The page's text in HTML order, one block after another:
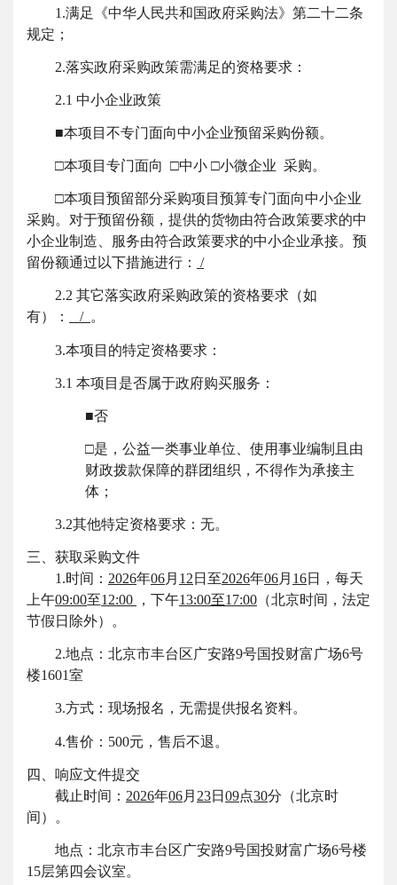
1.满足《中华人民共和国政府采购法》第二十二条
规定；
2.落实政府采购政策需满足的资格要求：
2.1 中小企业政策
■本项目不专门面向中小企业预留采购份额。
□本项目专门面向 □中小 □小微企业 采购。
□本项目预留部分采购项目预算专门面向中小企业
采购。对于预留份额，提供的货物由符合政策要求的中
小企业制造、服务由符合政策要求的中小企业承接。预
留份额通过以下措施进行：
/
2.2 其它落实政府采购政策的资格要求（如
有）：
/ 。
3.本项目的特定资格要求：
3.1 本项目是否属于政府购买服务：
■否
□是，公益一类事业单位、使用事业编制且由
财政拨款保障的群团组织，不得作为承接主
体；
3.2其他特定资格要求：无。
三、获取采购文件
1.时间： 2026年06月 12 日至2026年06月 16日，每天
上午09:00至12:00 ，下午13:00至17:00 （北京时间，法定
节假日除外）。
2.地点：北京市丰台区广安路9号国投财富广场6号
楼1601室
3.方式：现场报名，无需提供报名资料。
4.售价：500元，售后不退。
四、 响应文件提交
截止时间： 2026年06月 23日 09点30分 （北京时
间）
。
地点： 北京市丰台区广安路9号国投财富广场6号楼
15层第四会议室。